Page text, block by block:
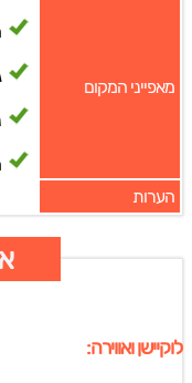
מאפייני המקום
הערות
לוקיישן ואווירה: